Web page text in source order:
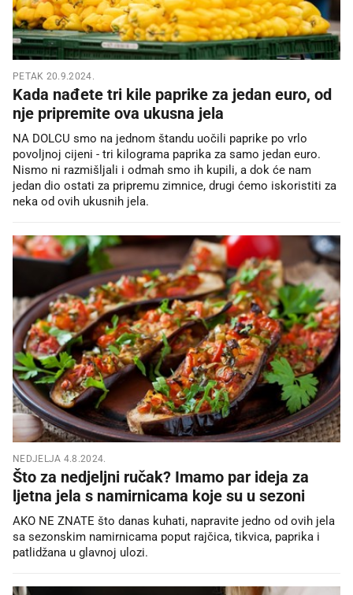
PETAK 20.9.2024.
Kada nađete tri kile paprike za jedan euro, od
nje pripremite ova ukusna jela
NA DOLCU smo na jednom štandu uočili paprike po vrlo
povoljnoj cijeni - tri kilograma paprika za samo jedan euro.
Nismo ni razmišljali i odmah smo ih kupili, a dok će nam
jedan dio ostati za pripremu zimnice, drugi ćemo iskoristiti za
neka od ovih ukusnih jela.
NEDJELJA 4.8.2024.
Što za nedjeljni ručak? Imamo par ideja za
ljetna jela s namirnicama koje su u sezoni
AKO NE ZNATE što danas kuhati, napravite jedno od ovih jela
sa sezonskim namirnicama poput rajčica, tikvica, paprika i
patlidžana u glavnoj ulozi.